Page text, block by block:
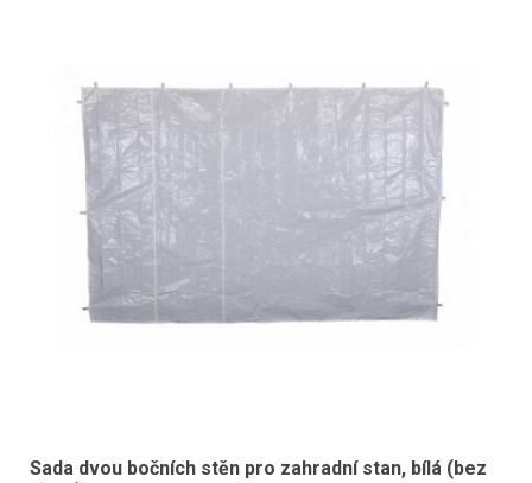
Sada dvou bočních stěn pro zahradní stan, bílá (bez